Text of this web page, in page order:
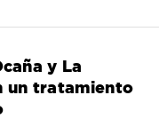
y La
un tratamiento